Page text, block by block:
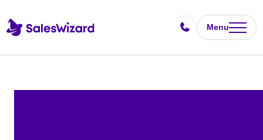
Menu